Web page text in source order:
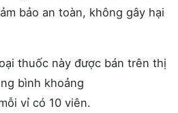
bảo an toàn, không gây hại
thuốc này được bán trên thị
bình khoảng
vỉ có 10 viên.